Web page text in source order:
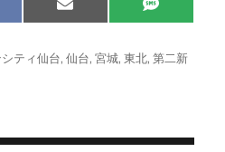
Share
on
E
m
i
l
Share
on
S
M
ティ仙台,仙台,宮城,東北,第二新